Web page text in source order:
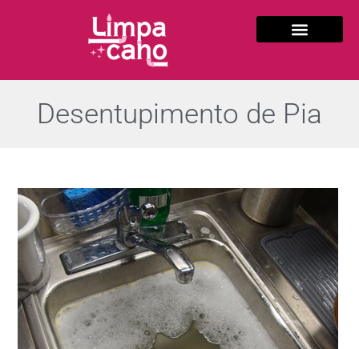
Desentupimento de Pia